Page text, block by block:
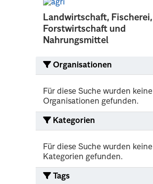
Landwirtschaft, Fischerei,
Forstwirtschaft und
Nahrungsmittel
Organisationen
Für diese Suche wurden keine
Organisationen gefunden.
Kategorien
Für diese Suche wurden keine
Kategorien gefunden.
Tags